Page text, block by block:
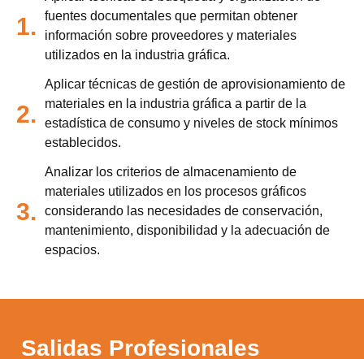
1.
fuentes documentales que permitan obtener
información sobre proveedores y materiales
utilizados en la industria gráfica.
2.
Aplicar técnicas de gestión de aprovisionamiento de
materiales en la industria gráfica a partir de la
estadística de consumo y niveles de stock mínimos
establecidos.
3.
Analizar los criterios de almacenamiento de
materiales utilizados en los procesos gráficos
considerando las necesidades de conservación,
mantenimiento, disponibilidad y la adecuación de
espacios.
Salidas Profesionales